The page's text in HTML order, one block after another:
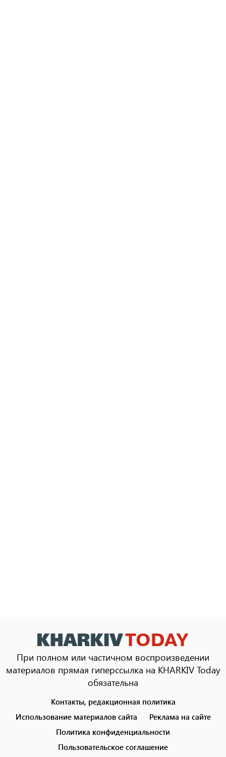
При полном или частичном воспроизведении
материалов прямая гиперссылка на KHARKIV Today
обязательна
menu
Контакты, редакционная политика
Использование материалов сайта
Реклама на сайте
Политика конфиденциальности
Пользовательское соглашение